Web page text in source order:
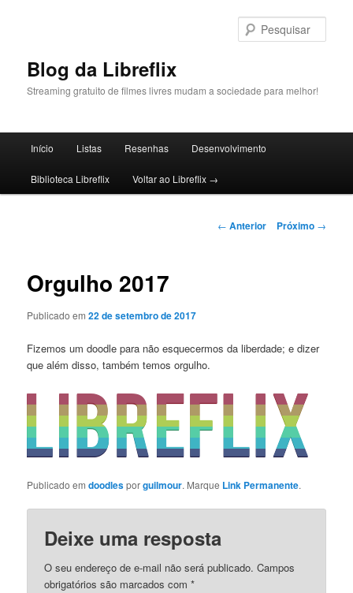
principalBlog da Libreflix
Streaming gratuito de filmes livres mudam a sociedade para melhor!
principal
Início Listas Resenhas Desenvolvimento
Biblioteca Libreflix Voltar ao Libreflix →
Navegação
← Anterior Próximo →
Orgulho 2017
Publicado em22 de setembro de 2017
Fizemos um doodle para não esquecermos da liberdade; e dizer
que além disso, também temos orgulho.
Publicado emdoodlesporguilmour. Marque Link Permanente.
Deixe uma resposta
O seu endereço de e-mail não será publicado. Campos
obrigatórios são marcados com*